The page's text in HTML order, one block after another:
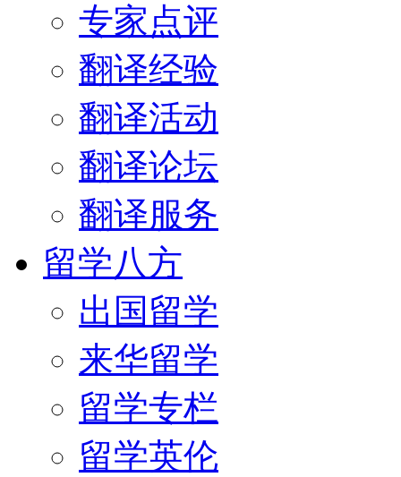
专家点评
翻译经验
翻译活动
翻译论坛
翻译服务
留学八方
出国留学
来华留学
留学专栏
留学英伦